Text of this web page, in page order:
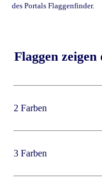
des Portals Flaggenfinder.
Flaggen
2 Farben
3 Farben